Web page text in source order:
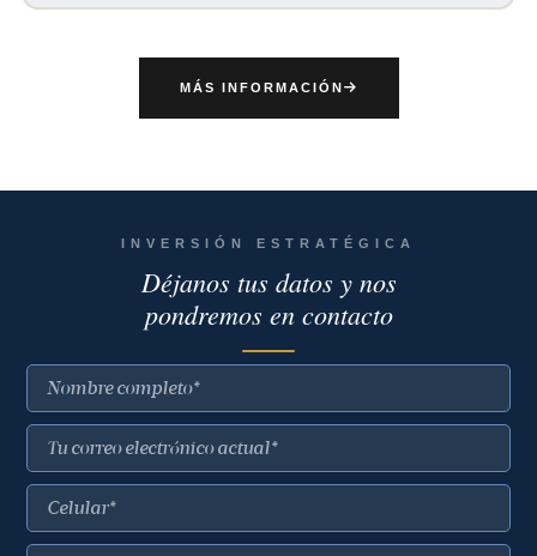
MÁS INFORMACIÓN
INVERSIÓN ESTRATÉGICA
Déjanos tus datos y nos
pondremos en contacto